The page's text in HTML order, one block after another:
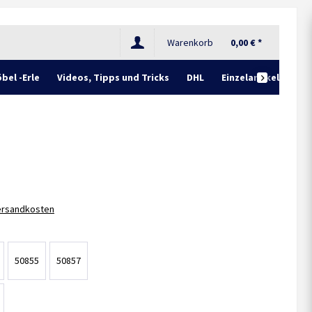
Warenkorb 0,00 € *
-Erle Videos, Tipps und Tricks DHL Einzelartikel

50855 50857